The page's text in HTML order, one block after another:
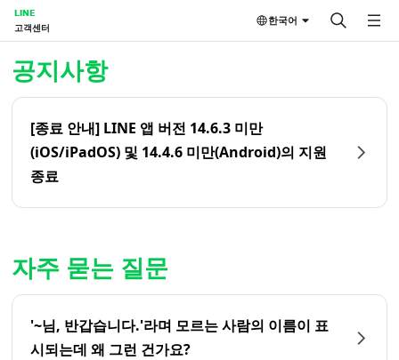
LINE
고객센터
한국어
공지사항
[종료 안내] LINE 앱 버전 14.6.3 미만
(iOS/iPadOS) 및 14.4.6 미만(Android)의 지원
종료
자주 묻는 질문
'~님, 반갑습니다.'라며 모르는 사람의 이름이 표
시되는데 왜 그런 건가요?